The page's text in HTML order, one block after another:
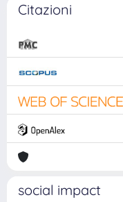
Citazioni
social impact